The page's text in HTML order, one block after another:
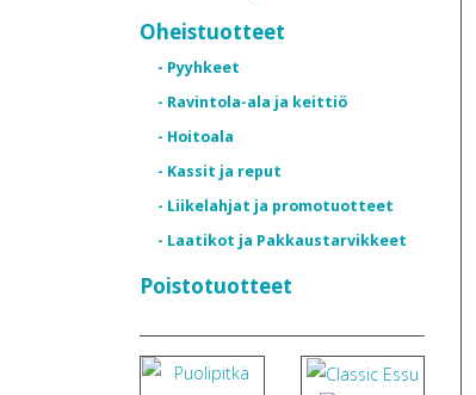
Oheistuotteet
- Pyyhkeet
- Ravintola-ala ja keittiö
- Hoitoala
- Kassit ja reput
- Liikelahjat ja promotuotteet
- Laatikot ja Pakkaustarvikkeet
Poistotuotteet